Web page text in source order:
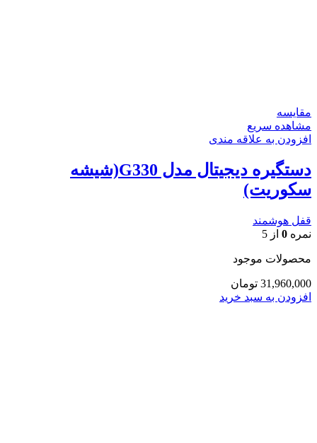
مقایسه
مشاهده سریع
افزودن به علاقه مندی
دستگیره دیجیتال مدل G330(شیشه
سکوریت)
قفل هوشمند
نمره 0 از 5
محصولات موجود
31,960,000 تومان
افزودن به سبد خرید